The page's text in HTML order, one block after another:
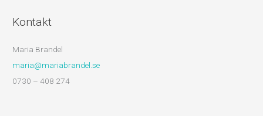
Kontakt
Maria Brandel
maria@mariabrandel.se
0730 – 408 274